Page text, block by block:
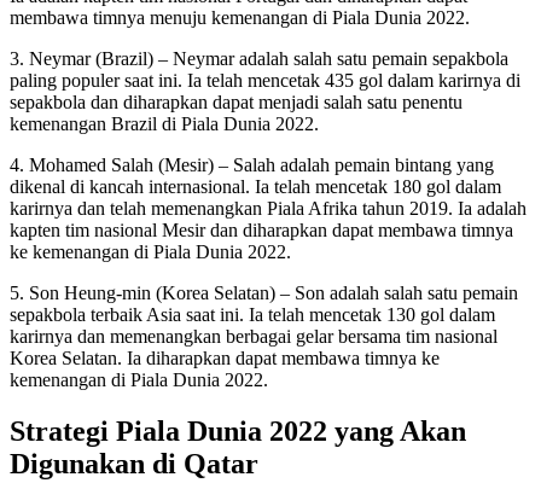
membawa timnya menuju kemenangan di Piala Dunia 2022.
3. Neymar (Brazil) – Neymar adalah salah satu pemain sepakbola
paling populer saat ini. Ia telah mencetak 435 gol dalam karirnya di
sepakbola dan diharapkan dapat menjadi salah satu penentu
kemenangan Brazil di Piala Dunia 2022.
4. Mohamed Salah (Mesir) – Salah adalah pemain bintang yang
dikenal di kancah internasional. Ia telah mencetak 180 gol dalam
karirnya dan telah memenangkan Piala Afrika tahun 2019. Ia adalah
kapten tim nasional Mesir dan diharapkan dapat membawa timnya
ke kemenangan di Piala Dunia 2022.
5. Son Heung-min (Korea Selatan) – Son adalah salah satu pemain
sepakbola terbaik Asia saat ini. Ia telah mencetak 130 gol dalam
karirnya dan memenangkan berbagai gelar bersama tim nasional
Korea Selatan. Ia diharapkan dapat membawa timnya ke
kemenangan di Piala Dunia 2022.
Strategi Piala Dunia 2022 yang Akan
Digunakan di Qatar